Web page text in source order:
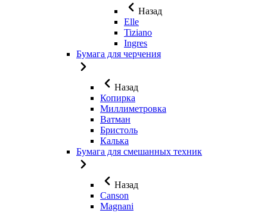
Назад
Elle
Tiziano
Ingres
Бумага для черчения
Назад
Копирка
Миллиметровка
Ватман
Бристоль
Калька
Бумага для смешанных техник
Назад
Canson
Magnani